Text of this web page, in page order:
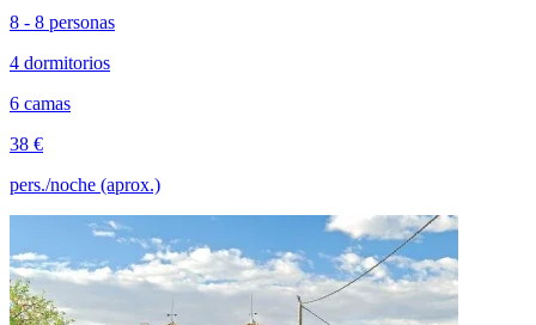
8 - 8 personas
4 dormitorios
6 camas
38 €
pers./noche (aprox.)